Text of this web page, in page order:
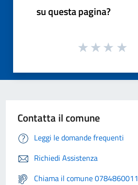
su questa pagina?
Contatta il comune
Leggi le domande frequenti
Richiedi Assistenza
Chiama il comune 0784860011